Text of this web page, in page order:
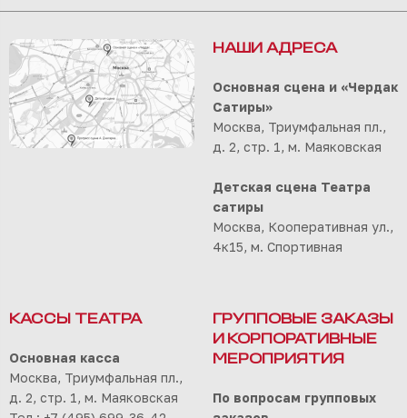
НАШИ АДРЕСА
Основная сцена и «Чердак
Сатиры»
Москва, Триумфальная пл.,
д. 2, стр. 1, м. Маяковская
Детская сцена Театра
сатиры
Москва, Кооперативная ул.,
4к15, м. Спортивная
КАССЫ ТЕАТРА
Основная касса
Москва, Триумфальная пл.,
д. 2, стр. 1, м. Маяковская
ГРУППОВЫЕ ЗАКАЗЫ
И КОРПОРАТИВНЫЕ
МЕРОПРИЯТИЯ
По вопросам групповых